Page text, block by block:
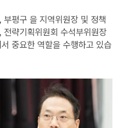
평구 을 지역위원장 및 정책
략기획위원회 수석부위원장
중요한 역할을 수행하고 있습